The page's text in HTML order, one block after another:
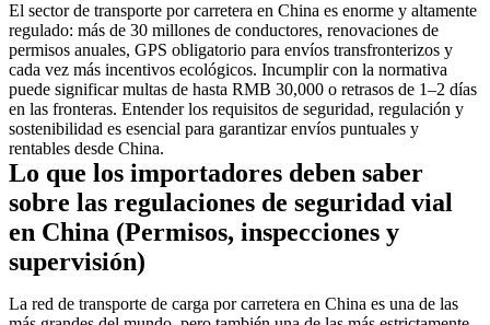
El sector de transporte por carretera en China es enorme y altamente
regulado: más de 30 millones de conductores, renovaciones de
permisos anuales, GPS obligatorio para envíos transfronterizos y
cada vez más incentivos ecológicos. Incumplir con la normativa
puede significar multas de hasta RMB 30,000 o retrasos de 1–2 días
en las fronteras. Entender los requisitos de seguridad, regulación y
sostenibilidad es esencial para garantizar envíos puntuales y
rentables desde China.
Lo que los importadores deben saber
sobre las regulaciones de seguridad vial
en China (Permisos, inspecciones y
supervisión)
La red de transporte de carga por carretera en China es una de las